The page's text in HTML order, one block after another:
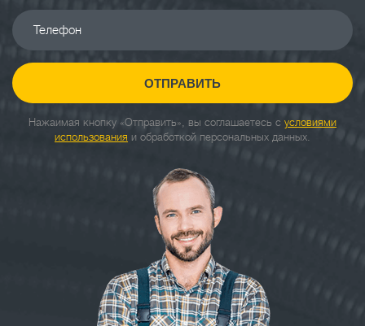
Телефон
ОТПРАВИТЬ
Нажаимая кнопку «Отправить», вы соглашаетесь с условиями
использования и обработкой персональных данных.